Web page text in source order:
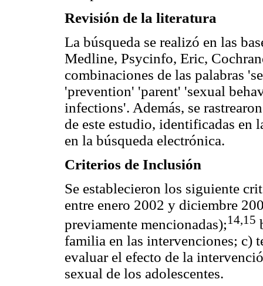
Revisión de la literatura
La búsqueda se realizó en las
Medline, Psycinfo, Eric,
combinaciones de las palabras
'prevention' 'parent' 'sexual
infections'. Además, se
de este estudio, identificadas en
en la búsqueda electrónica.
Criterios de Inclusión
Se establecieron los siguiente
entre enero 2002 y diciembre
previamente mencionadas);14,15
familia en las intervenciones; c)
evaluar el efecto de la
sexual de los adolescentes.